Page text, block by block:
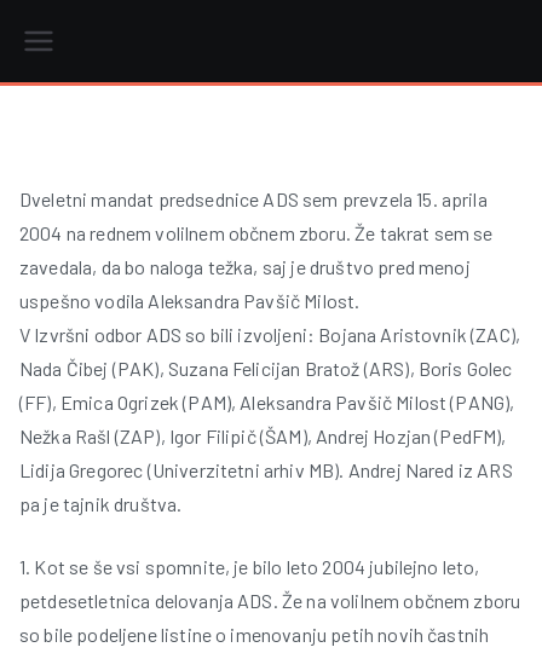
content
Dveletni mandat predsednice ADS sem prevzela 15. aprila
2004 na rednem volilnem občnem zboru. Že takrat sem se
zavedala, da bo naloga težka, saj je društvo pred menoj
uspešno vodila Aleksandra Pavšič Milost.
V Izvršni odbor ADS so bili izvoljeni: Bojana Aristovnik (ZAC),
Nada Čibej (PAK), Suzana Felicijan Bratož (ARS), Boris Golec
(FF), Emica Ogrizek (PAM), Aleksandra Pavšič Milost (PANG),
Nežka Rašl (ZAP), Igor Filipič (ŠAM), Andrej Hozjan (PedFM),
Lidija Gregorec (Univerzitetni arhiv MB). Andrej Nared iz ARS
pa je tajnik društva.
1. Kot se še vsi spomnite, je bilo leto 2004 jubilejno leto,
petdesetletnica delovanja ADS. Že na volilnem občnem zboru
so bile podeljene listine o imenovanju petih novih častnih